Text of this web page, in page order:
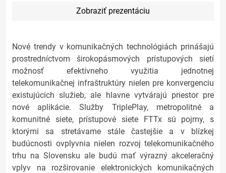
Zobraziť prezentáciu
Nové trendy v komunikačných technológiách prinášajú
prostredníctvom širokopásmových prístupových sietí
možnosť efektívneho využitia jednotnej
telekomunikačnej infraštruktúry nielen pre konvergenciu
existujúcich služieb, ale hlavne vytvárajú priestor pre
nové aplikácie. Služby TriplePlay, metropolitné a
komunitné siete, prístupové siete FTTx sú pojmy, s
ktorými sa stretávame stále častejšie a v blízkej
budúcnosti ovplyvnia nielen rozvoj telekomunikačného
trhu na Slovensku ale budú mať výrazný akceleračný
vplyv na rozširovanie elektronických komunikačných